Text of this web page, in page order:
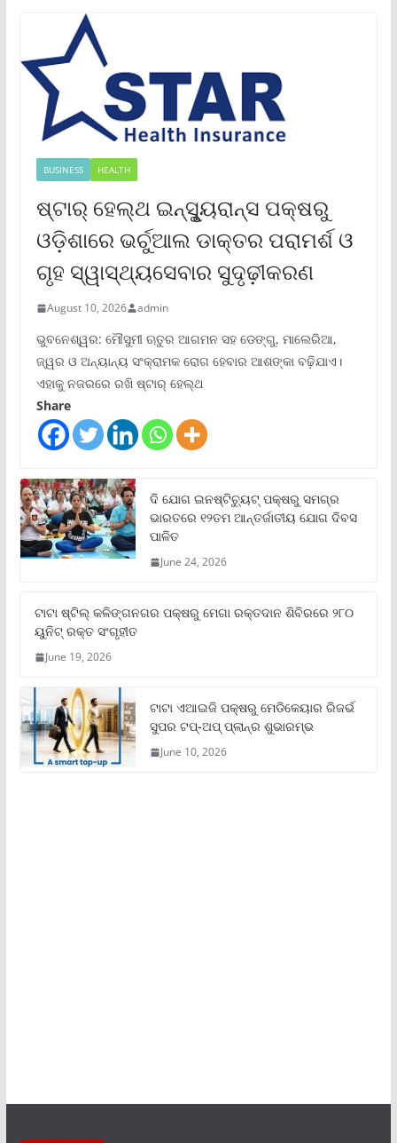
BUSINESS HEALTH
ଷ୍ଟାର୍ ହେଲ୍‌ଥ ଇନ୍‌ସୁୃ୍ୟରାନ୍ସ ପକ୍ଷରୁ
ଓଡ଼ିଶାରେ ଭର୍ଚୁଆଲ ଡାକ୍ତର ପରାମର୍ଶ ଓ
ଗୃହ ସ୍ୱାସ୍ଥ୍ୟସେବାର ସୁଦୃଢ଼ୀକରଣ
August 10, 2026 admin
ଭୁବନେଶ୍ୱର: ମୌସୁମୀ ଋତୁର ଆଗମନ ସହ ଡେଙ୍ଗୁ, ମାଲେରିଆ,
ଜ୍ୱର ଓ ଅନ୍ୟାନ୍ୟ ସଂକ୍ରାମକ ରୋଗ ହେବାର ଆଶଙ୍କା ବଢ଼ିଯାଏ।
ଏହାକୁ ନଜରରେ ରଖି ଷ୍ଟାର୍ ହେଲ୍‌ଥ
Share
ଦି ଯୋଗ ଇନଷ୍ଟିଚ୍ୟୁଟ୍ ପକ୍ଷରୁ ସମଗ୍ର
ଭାରତରେ ୧୨ତମ ଆନ୍ତର୍ଜାତୀୟ ଯୋଗ ଦିବସ
ପାଳିତ
June 24, 2026
ଟାଟା ଷ୍ଟିଲ୍‌ କଳିଙ୍ଗନଗର ପକ୍ଷରୁ ମେଗା ରକ୍ତଦାନ ଶିବିରରେ ୨୮୦
ୟୁନିଟ୍‌ ରକ୍ତ ସଂଗୃହୀତ
June 19, 2026
ଟାଟା ଏଆଇଜି ପକ୍ଷରୁ ମେଡିକେୟାର ରିଜର୍ଭ
ସୁପର ଟପ୍‌-ଅପ୍ ପ୍ଲାନ୍‌ର ଶୁଭାରମ୍ଭ
June 10, 2026